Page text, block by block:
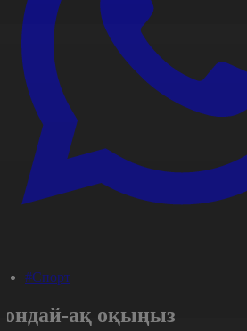
#Спорт
ақ оқыңыз